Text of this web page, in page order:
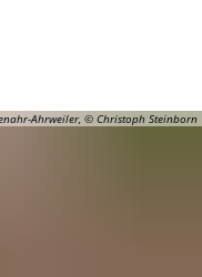
Ahrweiler, © Christoph Steinborn